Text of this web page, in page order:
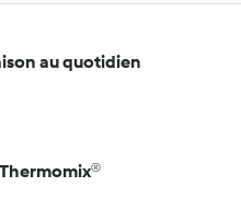
au quotidien